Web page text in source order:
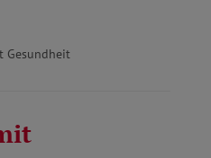
Gesundheit